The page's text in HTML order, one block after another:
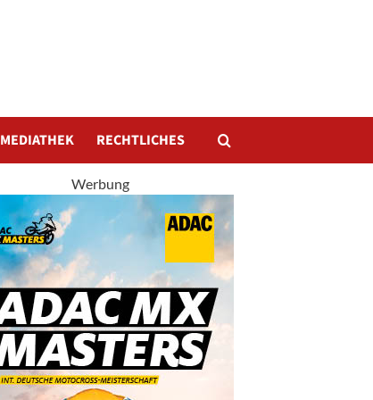
MEDIATHEK RECHTLICHES
Werbung